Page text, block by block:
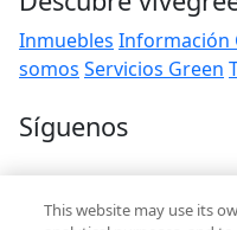
Inmuebles Información
somos Servicios Green
Síguenos
Contacto
This website may use its